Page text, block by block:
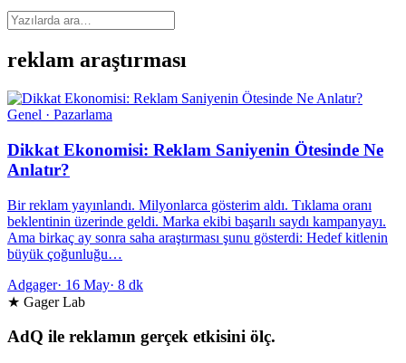
reklam araştırması
Genel · Pazarlama
Dikkat Ekonomisi: Reklam Saniyenin Ötesinde Ne
Anlatır?
Bir reklam yayınlandı. Milyonlarca gösterim aldı. Tıklama oranı
beklentinin üzerinde geldi. Marka ekibi başarılı saydı kampanyayı.
Ama birkaç ay sonra saha araştırması şunu gösterdi: Hedef kitlenin
büyük çoğunluğu…
Adgager· 16 May· 8 dk
★ Gager Lab
AdQ ile reklamın gerçek etkisini ölç.